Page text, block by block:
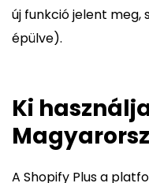
új funkció jelent meg,
épülve).
Ki
A Shopify Plus a